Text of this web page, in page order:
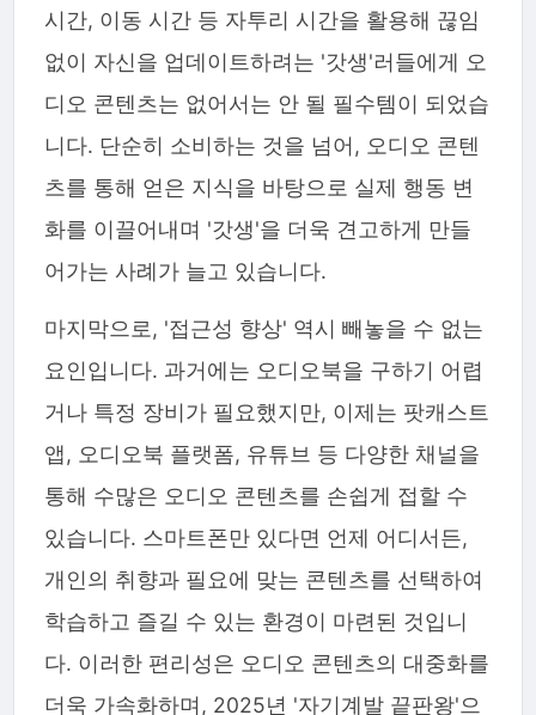
시간, 이동 시간 등 자투리 시간을 활용해 끊임
없이 자신을 업데이트하려는 '갓생'러들에게 오
디오 콘텐츠는 없어서는 안 될 필수템이 되었습
니다. 단순히 소비하는 것을 넘어, 오디오 콘텐
츠를 통해 얻은 지식을 바탕으로 실제 행동 변
화를 이끌어내며 '갓생'을 더욱 견고하게 만들
어가는 사례가 늘고 있습니다.
마지막으로, '접근성 향상' 역시 빼놓을 수 없는
요인입니다. 과거에는 오디오북을 구하기 어렵
거나 특정 장비가 필요했지만, 이제는 팟캐스트
앱, 오디오북 플랫폼, 유튜브 등 다양한 채널을
통해 수많은 오디오 콘텐츠를 손쉽게 접할 수
있습니다. 스마트폰만 있다면 언제 어디서든,
개인의 취향과 필요에 맞는 콘텐츠를 선택하여
학습하고 즐길 수 있는 환경이 마련된 것입니
다. 이러한 편리성은 오디오 콘텐츠의 대중화를
더욱 가속화하며, 2025년 '자기계발 끝판왕'으